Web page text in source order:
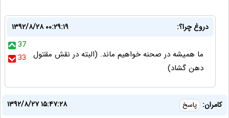
دروغ چرا؟:
۱۳۹۲/۸/۲۸ ۰۰:۲۹:۱۹
37
33
ما همیشه در صحنه خواهیم ماند. (البته در نقش مقتول
دهن گشاد)
کامران: پاسخ
۱۳۹۲/۸/۲۷ ۱۵:۴۷:۲۸